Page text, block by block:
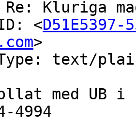
Kluriga
<D51E5397-
>
text/
med UB i
4994